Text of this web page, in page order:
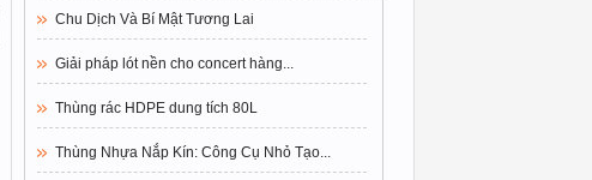
Chu Dịch Và Bí Mật Tương Lai
Giải pháp lót nền cho concert hàng...
Thùng rác HDPE dung tích 80L
Thùng Nhựa Nắp Kín: Công Cụ Nhỏ Tạo...